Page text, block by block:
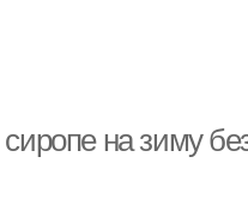
на зиму